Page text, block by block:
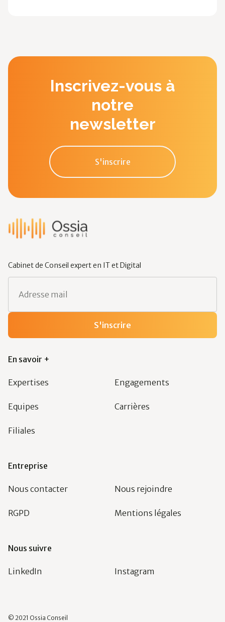
Inscrivez-vous à
notre
newsletter
S'inscrire
Cabinet de Conseil expert en IT et Digital
En savoir +
Expertises Engagements
Equipes Carrières
Filiales
Entreprise
Nous contacter Nous rejoindre
RGPD Mentions légales
Nous suivre
LinkedIn Instagram
© 2021 Ossia Conseil